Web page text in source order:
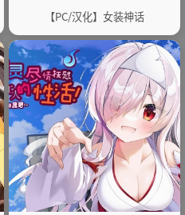
【PC/汉化】女装神话